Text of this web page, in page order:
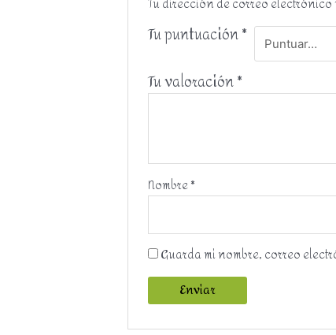
Tu dirección de correo
Tu puntuación*
Tu valoración*
Nombre*
Guarda mi nombre, correo